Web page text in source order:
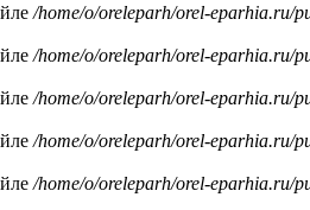
/home/o/oreleparh/orel-eparhia.ru/
/home/o/oreleparh/orel-eparhia.ru/
/home/o/oreleparh/orel-eparhia.ru/
/home/o/oreleparh/orel-eparhia.ru/
/home/o/oreleparh/orel-eparhia.ru/